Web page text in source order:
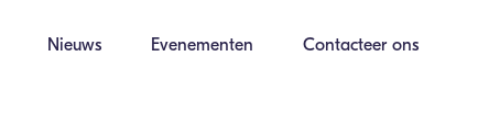
Nieuws Evenementen Contacteer ons